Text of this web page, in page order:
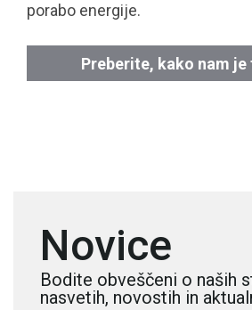
porabo energije.
Preberite, kako nam je
Novice
Bodite obveščeni o naših
nasvetih, novostih in